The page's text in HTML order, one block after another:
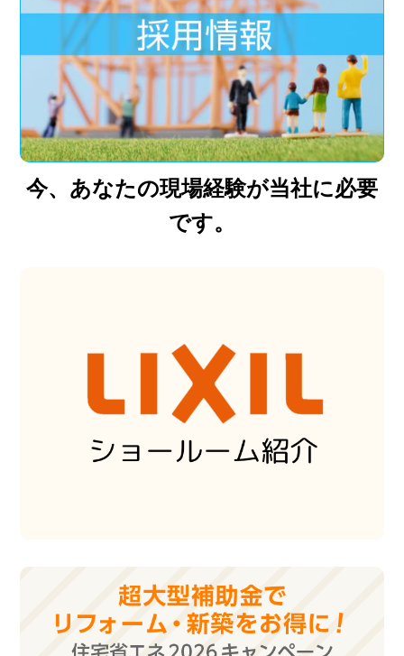
今、あなたの現場経験が当社に必要
です。